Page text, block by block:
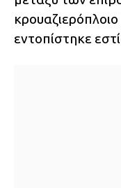
εντοπίστηκε